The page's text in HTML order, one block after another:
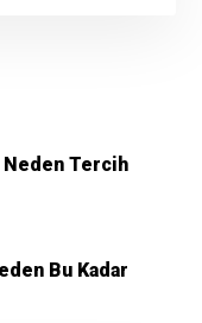
Tercih
Bu Kadar